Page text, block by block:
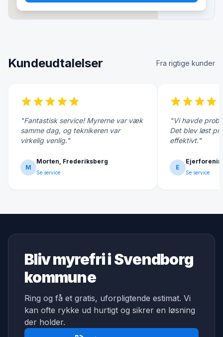
Kundeudtalelser Fra rigtige kunder
starstarstarstarstar
"Fantastisk service! Myrerne var væk
samme dag, og teknikeren var
virkelig venlig."
M
Morten, Frederiksberg
Se service
starstarstarstar
"Vi havde
Det blev løst
effektivt."
E
Se service
Bliv myrefri i Svendborg
kommune
Ring og få et gratis, uforpligtende estimat. Vi
kan ofte rykke ud hurtigt og sikrer en løsning
der holder.